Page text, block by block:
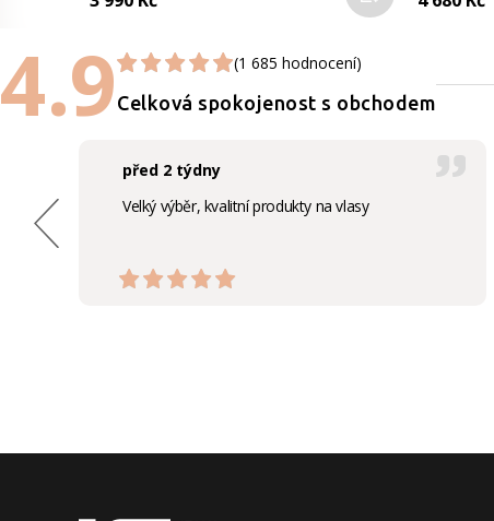
4.9 (1 685 hodnocení)
Celková spokojenost s obchodem
před 2 týdny
Velký výběr, kvalitní produkty na vlasy